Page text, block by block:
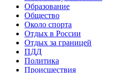
Образование
Общество
Около спорта
Отдых в России
Отдых за границей
ПДД
Политика
Происшествия